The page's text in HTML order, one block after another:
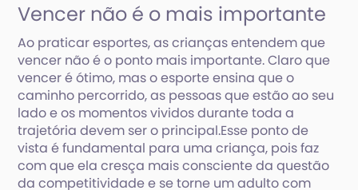
Vencer não é o mais importante
Ao praticar esportes, as crianças entendem que
vencer não é o ponto mais importante. Claro que
vencer é ótimo, mas o esporte ensina que o
caminho percorrido, as pessoas que estão ao seu
lado e os momentos vividos durante toda a
trajetória devem ser o principal.Esse ponto de
vista é fundamental para uma criança, pois faz
com que ela cresça mais consciente da questão
da competitividade e se torne um adulto com